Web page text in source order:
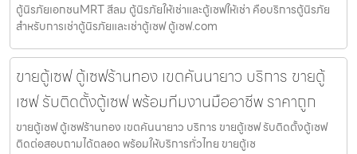
ตู้นิรภัยเอกชนMRT สีลม ตู้นิรภัยให้เช่าและตู้เซฟให้เช่า คือบริการตู้นิรภัย
สำหรับการเช่าตู้นิรภัยและเช่าตู้เซฟ ตู้เซฟ.com
ขายตู้เซฟ ตู้เซฟร้านทอง เขตคันนายาว บริการ ขายตู้
เซฟ รับติดตั้งตู้เซฟ พร้อมทีมงานมืออาชีพ ราคาถูก
ขายตู้เซฟ ตู้เซฟร้านทอง เขตคันนายาว บริการ ขายตู้เซฟ รับติดตั้งตู้เซฟ
ติดต่อสอบถามได้ตลอด พร้อมให้บริการทั่วไทย ขายตู้เซ